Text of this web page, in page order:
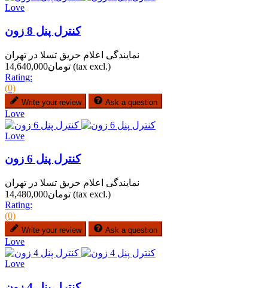
Love
کنترل پنل 8 زون
نمایندگی اعلام حریق تسلا در تهران
تومان14,640,000 (tax excl.)
Rating:
(0)
Write your review Ask a question
Love
Love
کنترل پنل 6 زون
نمایندگی اعلام حریق تسلا در تهران
تومان14,480,000 (tax excl.)
Rating:
(0)
Write your review Ask a question
Love
Love